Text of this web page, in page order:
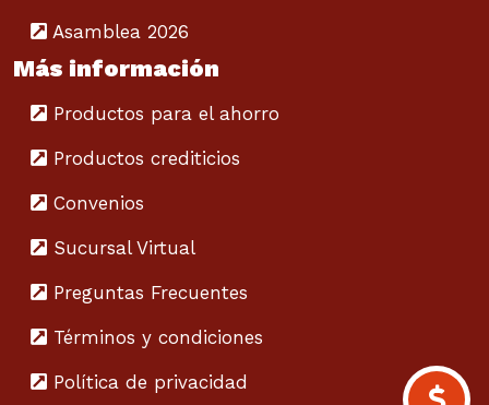
Asamblea 2026
Más información
Productos para el ahorro
Productos crediticios
Convenios
Sucursal Virtual
Preguntas Frecuentes
Términos y condiciones
Política de privacidad